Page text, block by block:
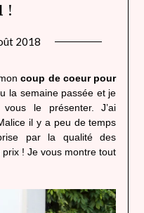
!
2018
heavenly
coup de coeur pour
la semaine passée et je
le présenter. J’ai
il y a peu de temps
par la qualité des
! Je vous montre tout